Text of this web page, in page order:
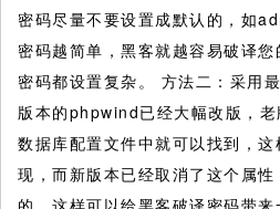
密码尽量不要设置成默认的，如
密码越简单，黑客就越容易破译
密码都设置复杂。 方法二：采用
版本的phpwind已经大幅改版，
数据库配置文件中就可以找到，
现，而新版本已经取消了这个属
的，这样可以给黑客破译密码带